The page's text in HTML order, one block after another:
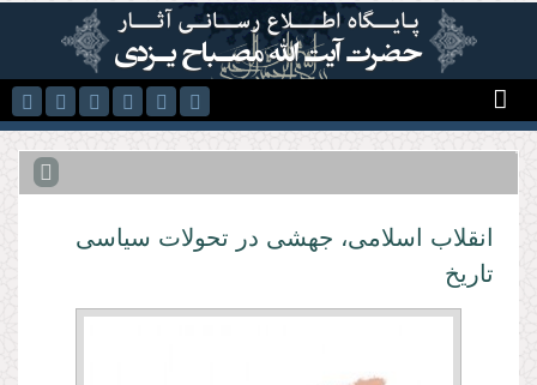
رفتن به محتوای اصلی
انقلاب اسلامی، جهشی در تحولات سیاسی
تاریخ